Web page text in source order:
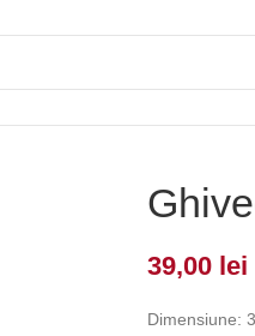
39,00 lei
Dimensiune: